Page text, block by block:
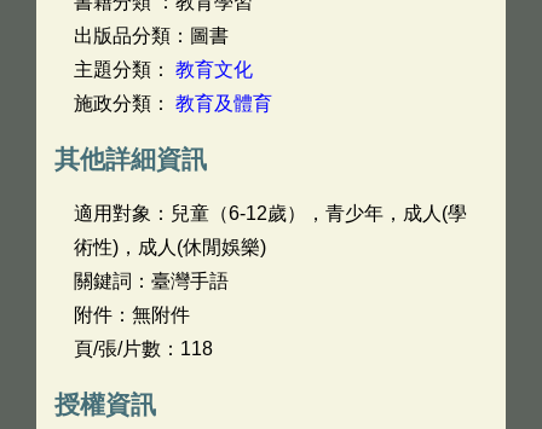
出版品分類：圖書
主題分類： 教育文化
施政分類： 教育及體育
其他詳細資訊
適用對象：兒童（6-12歲），青少年，成人(學
術性)，成人(休閒娛樂)
關鍵詞：臺灣手語
附件：無附件
頁/張/片數：118
授權資訊